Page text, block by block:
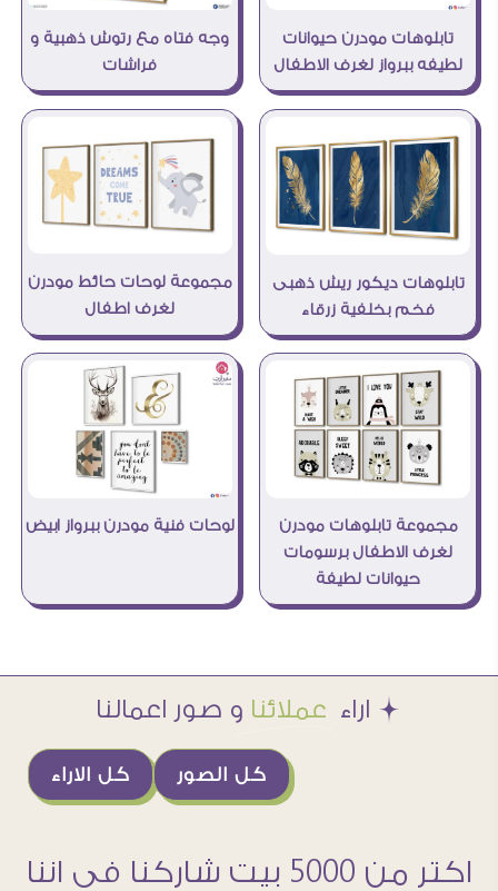
تابلوهات مودرن حيوانات
لطيفه ببرواز لغرف الاطفال
وجه فتاه مع رتوش ذهبية و
فراشات
تابلوهات ديكور ريش ذهبى
فخم بخلفية زرقاء
مجموعة لوحات حائط مودرن
لغرف اطفال
مجموعة تابلوهات مودرن
لغرف الاطفال برسومات
حيوانات لطيفة
لوحات فنية مودرن ببرواز ابيض
Æ اراء عملائنا و صور اعمالنا
كل الاراء كل الصور
اكتر من 5000 بيت شاركنا فى اننا